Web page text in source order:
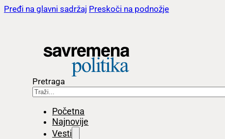
Pređi na glavni sadržaj Preskoči na podnožje
Pretraga
Početna
Najnovije
Vesti